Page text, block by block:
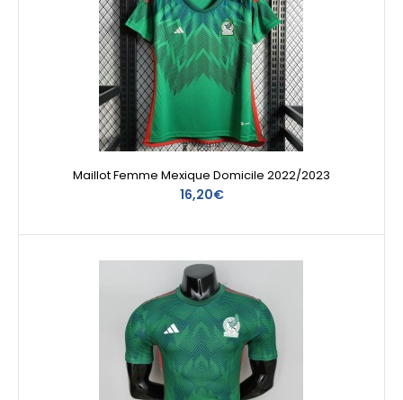
Maillot Femme Mexique Domicile 2022/2023
16,20€